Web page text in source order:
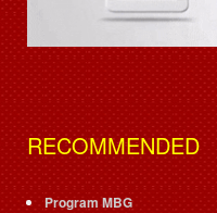
RECOMMENDED
Program MBG